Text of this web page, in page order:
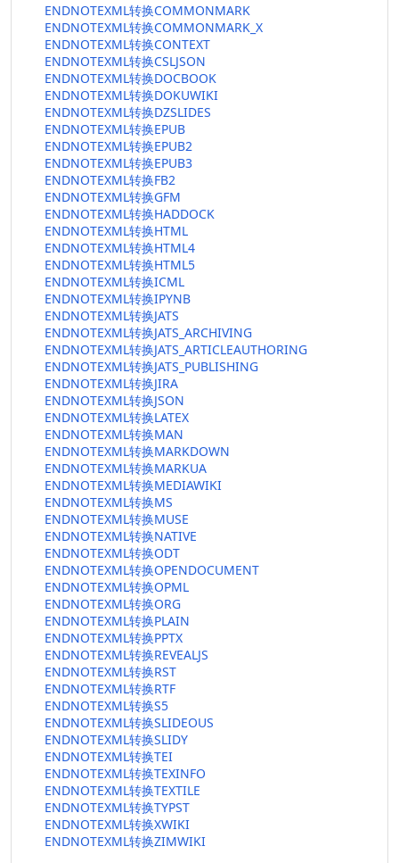
ENDNOTEXML转换COMMONMARK
ENDNOTEXML转换COMMONMARK_X
ENDNOTEXML转换CONTEXT
ENDNOTEXML转换CSLJSON
ENDNOTEXML转换DOCBOOK
ENDNOTEXML转换DOKUWIKI
ENDNOTEXML转换DZSLIDES
ENDNOTEXML转换EPUB
ENDNOTEXML转换EPUB2
ENDNOTEXML转换EPUB3
ENDNOTEXML转换FB2
ENDNOTEXML转换GFM
ENDNOTEXML转换HADDOCK
ENDNOTEXML转换HTML
ENDNOTEXML转换HTML4
ENDNOTEXML转换HTML5
ENDNOTEXML转换ICML
ENDNOTEXML转换IPYNB
ENDNOTEXML转换JATS
ENDNOTEXML转换JATS_ARCHIVING
ENDNOTEXML转换JATS_ARTICLEAUTHORING
ENDNOTEXML转换JATS_PUBLISHING
ENDNOTEXML转换JIRA
ENDNOTEXML转换JSON
ENDNOTEXML转换LATEX
ENDNOTEXML转换MAN
ENDNOTEXML转换MARKDOWN
ENDNOTEXML转换MARKUA
ENDNOTEXML转换MEDIAWIKI
ENDNOTEXML转换MS
ENDNOTEXML转换MUSE
ENDNOTEXML转换NATIVE
ENDNOTEXML转换ODT
ENDNOTEXML转换OPENDOCUMENT
ENDNOTEXML转换OPML
ENDNOTEXML转换ORG
ENDNOTEXML转换PLAIN
ENDNOTEXML转换PPTX
ENDNOTEXML转换REVEALJS
ENDNOTEXML转换RST
ENDNOTEXML转换RTF
ENDNOTEXML转换S5
ENDNOTEXML转换SLIDEOUS
ENDNOTEXML转换SLIDY
ENDNOTEXML转换TEI
ENDNOTEXML转换TEXINFO
ENDNOTEXML转换TEXTILE
ENDNOTEXML转换TYPST
ENDNOTEXML转换XWIKI
ENDNOTEXML转换ZIMWIKI